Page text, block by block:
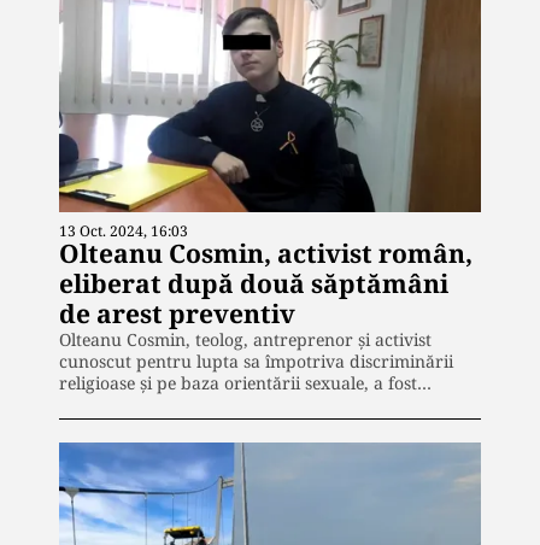
13 Oct. 2024, 16:03
Olteanu Cosmin, activist român,
eliberat după două săptămâni
de arest preventiv
Olteanu Cosmin, teolog, antreprenor și activist
cunoscut pentru lupta sa împotriva discriminării
religioase și pe baza orientării sexuale, a fost…